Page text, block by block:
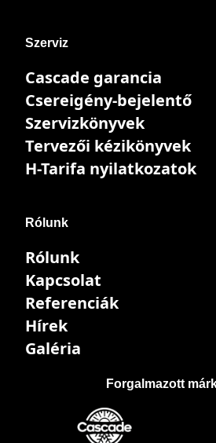
Szerviz
Cascade garancia
Csereigény-bejelentő
Szervizkönyvek
Tervezői kézikönyvek
H-Tarifa nyilatkozatok
Rólunk
Rólunk
Kapcsolat
Referenciák
Hírek
Galéria
Forgalmazott